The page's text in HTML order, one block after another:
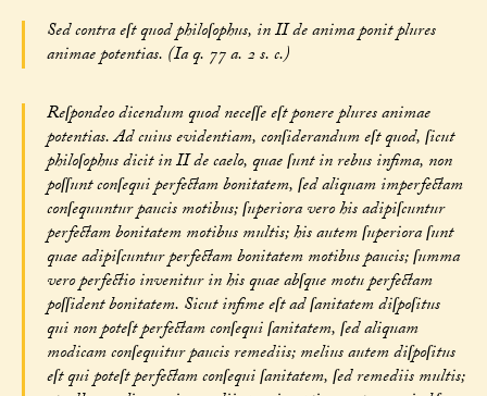
Sed contra eſt quod philoſophus, in II de anima ponit plures
animae potentias. (Ia q. 77 a. 2 s. c.)
Reſpondeo dicendum quod neceſſe eſt ponere plures animae
potentias. Ad cuius evidentiam, conſiderandum eſt quod, ſicut
philoſophus dicit in II de caelo, quae ſunt in rebus infima, non
poſſunt conſequi perfectam bonitatem, ſed aliquam imperfectam
conſequuntur paucis motibus; ſuperiora vero his adipiſcuntur
perfectam bonitatem motibus multis; his autem ſuperiora ſunt
quae adipiſcuntur perfectam bonitatem motibus paucis; ſumma
vero perfectio invenitur in his quae abſque motu perfectam
poſſident bonitatem. Sicut infime eſt ad ſanitatem diſpoſitus
qui non poteſt perfectam conſequi ſanitatem, ſed aliquam
modicam conſequitur paucis remediis; melius autem diſpoſitus
eſt qui poteſt perfectam conſequi ſanitatem, ſed remediis multis;